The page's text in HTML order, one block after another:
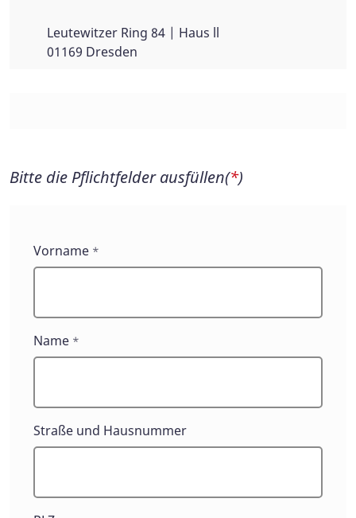
Leutewitzer Ring 84 | Haus ll
01169 Dresden
Bitte die Pflichtfelder ausfüllen(*)
Vorname *
Name *
Straße und Hausnummer